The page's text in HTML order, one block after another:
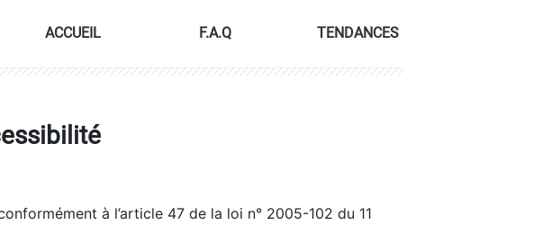
ACCUEIL F.A.Q TENDANCES
à l’article 47 de la loi n° 2005-102 du 11